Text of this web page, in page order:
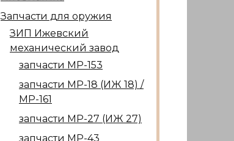
Запчасти для оружия
ЗИП Ижевский
механический завод
запчасти МР-153
запчасти МР-18 (ИЖ 18) /
МР-161
запчасти МР-27 (ИЖ 27)
запчасти МР-43